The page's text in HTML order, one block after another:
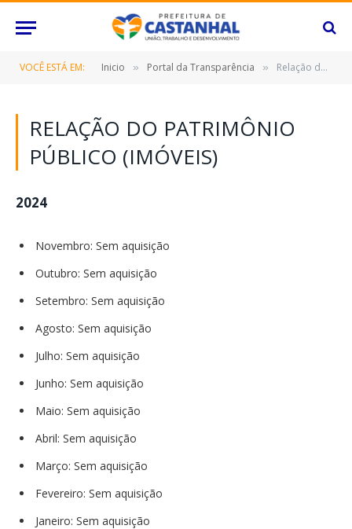
VOCÊ ESTÁ EM: Inicio » Portal da Transparência » Relação do Patrimônio Público (IMÓVEIS)
RELAÇÃO DO PATRIMÔNIO
PÚBLICO (IMÓVEIS)
2024
Novembro: Sem aquisição
Outubro: Sem aquisição
Setembro: Sem aquisição
Agosto: Sem aquisição
Julho: Sem aquisição
Junho: Sem aquisição
Maio: Sem aquisição
Abril: Sem aquisição
Março: Sem aquisição
Fevereiro: Sem aquisição
Janeiro: Sem aquisição